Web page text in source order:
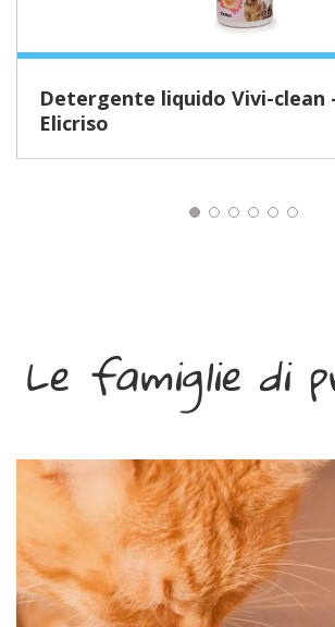
Detergente liquido Vivi-clean – fragranza
Elicriso
Le famiglie di